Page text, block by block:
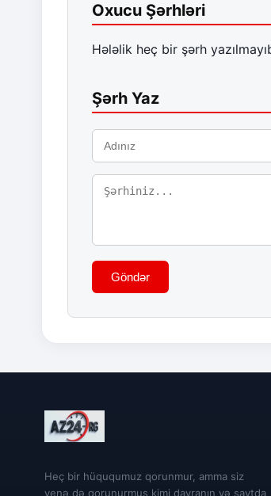
Oxucu Şərhləri
Hələlik heç bir şərh
Şərh Yaz
Göndər
Heç bir hüququmuz qorunmur, amma siz
yenə də qorunurmuş kimi davranın və saytda